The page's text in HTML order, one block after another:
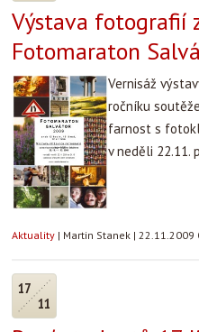
Výstava fotografií
Fotomaraton
Vernisáž
ročníku
farnost s
v neděli 22.11.
Aktuality | Martin Stanek | 22.11.2009
17
11